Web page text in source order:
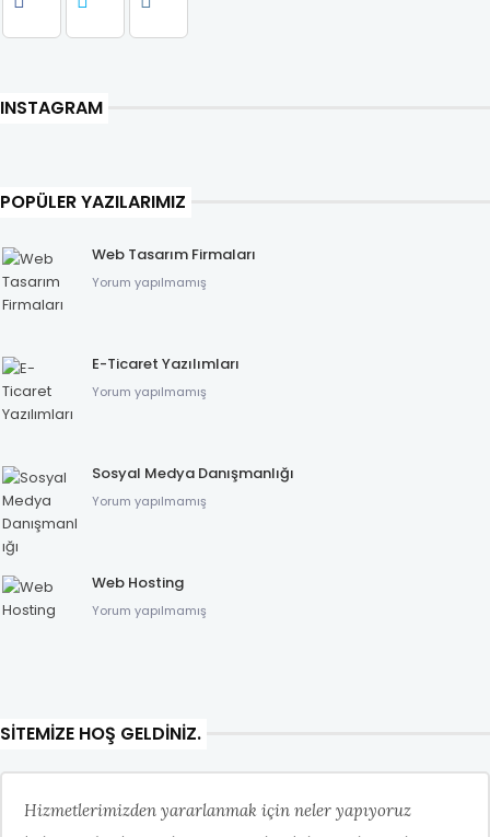
INSTAGRAM
POPÜLER YAZILARIMIZ
Web Tasarım Firmaları
Yorum yapılmamış
E-Ticaret Yazılımları
Yorum yapılmamış
Sosyal Medya Danışmanlığı
Yorum yapılmamış
Web Hosting
Yorum yapılmamış
SITEMIZE HOŞ GELDINIZ.
Hizmetlerimizden yararlanmak için neler yapıyoruz